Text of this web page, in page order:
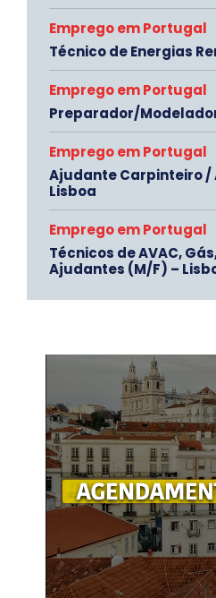
Emprego em Portugal
Técnico de Energias
Emprego em Portugal
Preparador/
Emprego em Portugal
Ajudante Carpinteiro /
Lisboa
Emprego em Portugal
Técnicos de AVAC,
Ajudantes (M/F) –